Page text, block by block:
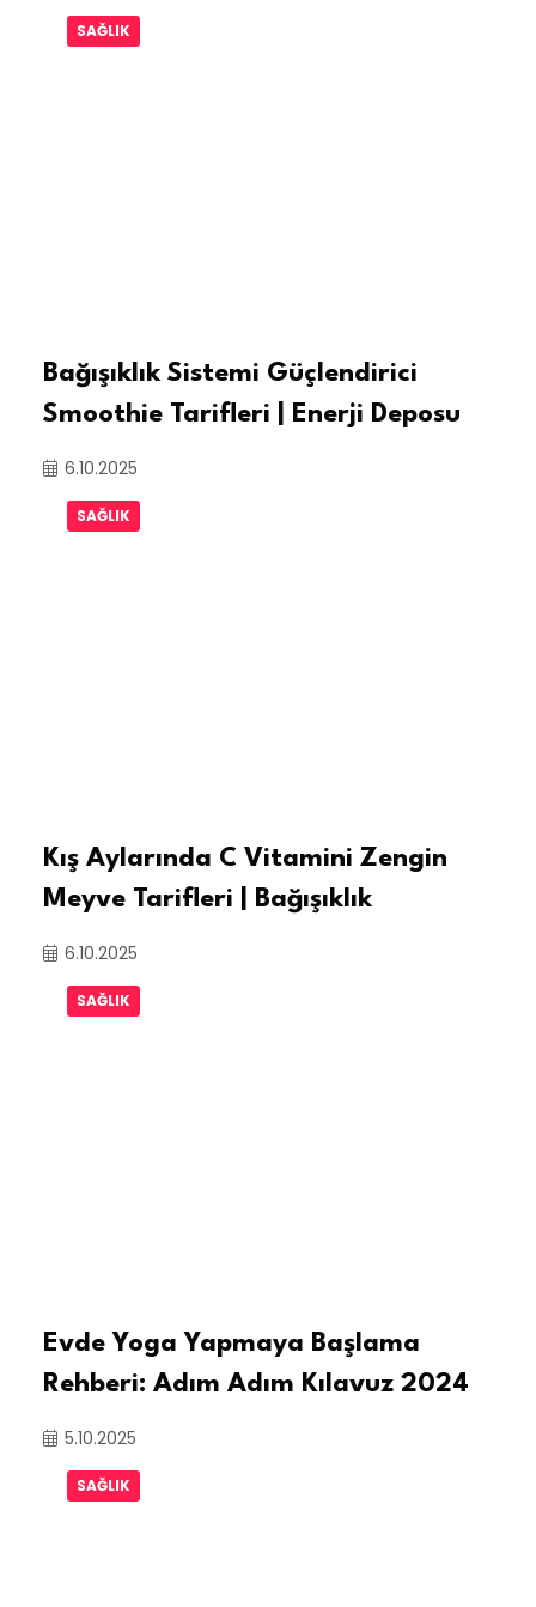
SAĞLIK
Bağışıklık Sistemi Güçlendirici
Smoothie Tarifleri | Enerji Deposu
6.10.2025
SAĞLIK
Kış Aylarında C Vitamini Zengin
Meyve Tarifleri | Bağışıklık
6.10.2025
SAĞLIK
Evde Yoga Yapmaya Başlama
Rehberi: Adım Adım Kılavuz 2024
5.10.2025
SAĞLIK